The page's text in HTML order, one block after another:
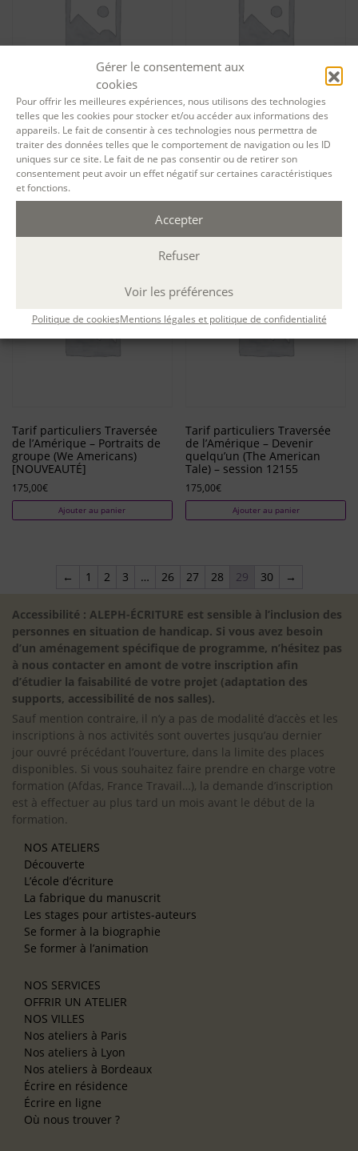
Gérer le consentement aux
cookies
Pour offrir les meilleures expériences, nous utilisons des technologies
telles que les cookies pour stocker et/ou accéder aux informations des
appareils. Le fait de consentir à ces technologies nous permettra de
traiter des données telles que le comportement de navigation ou les ID
uniques sur ce site. Le fait de ne pas consentir ou de retirer son
consentement peut avoir un effet négatif sur certaines caractéristiques
et fonctions.
Accepter
Refuser
Voir les préférences
Politique de cookiesMentions légales et politique de confidentialité
Tarif particuliers Traversée
de l’Amérique – Des uns et
des autres (I Am Not Your
Negro) [NOUVEAUTÉ]
175,00€
Ajouter au panier
Tarif particuliers Traversée
de l’Amérique – Devenir
quelqu’un (Me Myself and I)
[NOUVEAUTÉ]
175,00 €
Ajouter au panier
Tarif particuliers Traversée
de l’Amérique – Portraits de
groupe (We Americans)
[NOUVEAUTÉ]
175,00€
Ajouter au panier
Tarif particuliers Traversée
de l’Amérique – Devenir
quelqu’un (The American
Tale) – session 12155
175,00€
Ajouter au panier
← 1 2 3 … 26 27 28 29 30 →
Accessibilité : ALEPH-ÉCRITURE est sensible à l’inclusion des
personnes en situation de handicap. Si vous avez besoin
d’un aménagement spécifique de programme, n’hésitez pas
à nous contacter en amont de votre inscription afin
d’étudier la faisabilité de votre projet (adaptation des
supports, accessibilité de nos salles).
Sauf mention contraire, il n’y a pas de modalité d’accès et les
inscriptions à nos activités sont ouvertes jusqu’au dernier
jour ouvré précédant l’ouverture, dans la limite des places
disponibles. Si vous souhaitez faire prendre en charge votre
formation (Afdas, France Travail…), la demande d’inscription
est à effectuer au plus tard un mois avant le début de la
formation.
NOS ATELIERS
Découverte
L’école d’écriture
La fabrique du manuscrit
Les stages pour artistes-auteurs
Se former à la biographie
Se former à l’animation
NOS SERVICES
OFFRIR UN ATELIER
NOS VILLES
Nos ateliers à Paris
Nos ateliers à Lyon
Nos ateliers à Bordeaux
Écrire en résidence
Écrire en ligne
Où nous trouver ?